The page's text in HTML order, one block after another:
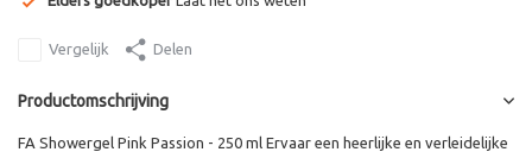
Vergelijk Delen
Productomschrijving
FA Showergel Pink Passion - 250 ml Ervaar een heerlijke en verleidelijke